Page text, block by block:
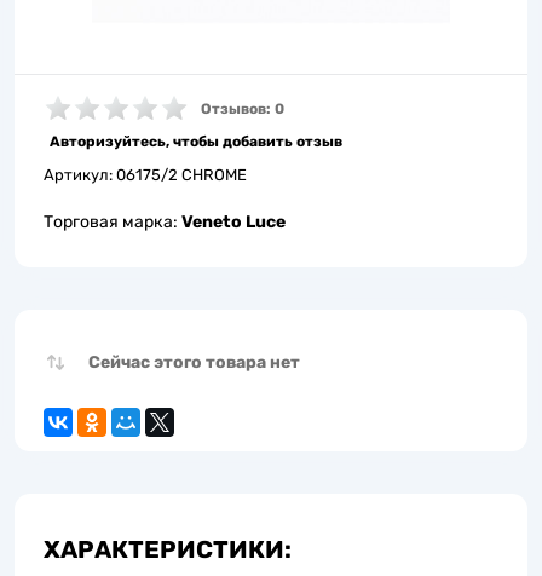
Отзывов: 0
Авторизуйтесь, чтобы добавить отзыв
Артикул: 06175/2 CHROME
Торговая марка: Veneto Luce
Сейчас этого товара нет
ХАРАКТЕРИСТИКИ: